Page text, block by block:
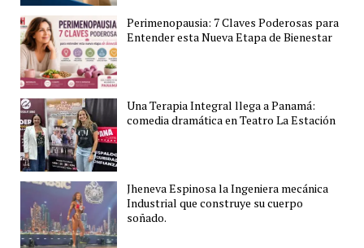
Perimenopausia: 7 Claves Poderosas para
Entender esta Nueva Etapa de Bienestar
Una Terapia Integral llega a Panamá:
comedia dramática en Teatro La Estación
Jheneva Espinosa la Ingeniera mecánica
Industrial que construye su cuerpo
soñado.